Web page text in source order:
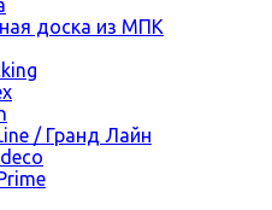
доска из МПК
/ Гранд Лайн